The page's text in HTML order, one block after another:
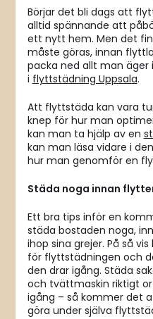
Börjar det bli dags att
alltid spännande att
ett nytt hem. Men det
måste göras, innan
packa ned allt man äger
i flyttstädning Uppsala.
Att flyttstäda kan vara
knep för hur man
kan man ta hjälp av en
kan man läsa vidare i
hur man genomför en
Städa noga innan
Ett bra tips inför en
städa bostaden noga,
ihop sina grejer. På så
för flyttstädningen och
den drar igång. Städa
och tvättmaskin riktigt
igång – så kommer det
göra under själva